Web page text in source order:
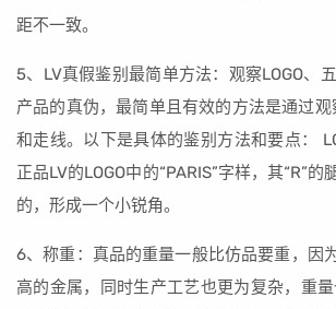
距不一致。
5、LV真假鉴别最简单方法：观察LOGO、
产品的真伪，最简单且有效的方法是通过观
和走线。以下是具体的鉴别方法和要点：
正品LV的LOGO中的“PARIS”字样，其“R”
的，形成一个小锐角。
6、称重：真品的重量一般比仿品要重，因
高的金属，同时生产工艺也更为复杂，重